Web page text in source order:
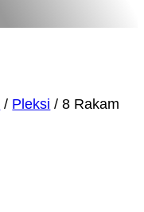
/ Pleksi / 8 Rakam